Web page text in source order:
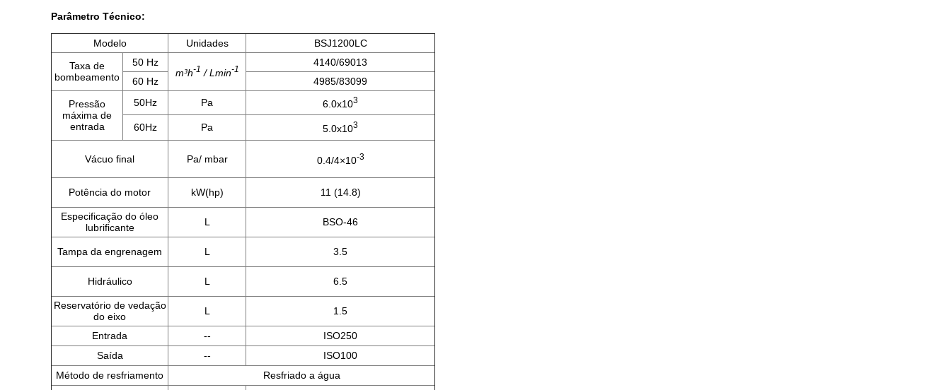
Parâmetro Técnico:
Modelo Unidades
BSJ1200LC
Taxa de
bombeamento
50 Hz
m³h-1 / Lmin-1
4140/69013
60 Hz
4985/83099
Pressão
máxima de
entrada
50Hz Pa 6.0x103
60Hz Pa 5.0x103
Vácuo final Pa/ mbar 0.4/4×10-3
Potência do motor kW(hp) 11 (14.8)
Especificação do óleo
lubrificante
L BSO-46
Tampa da engrenagem L 3.5
Hidráulico L 6.5
Reservatório de vedação
do eixo
L 1.5
Entrada --
ISO250
Saída
--
ISO100
Método de resfriamento
Resfriado a água